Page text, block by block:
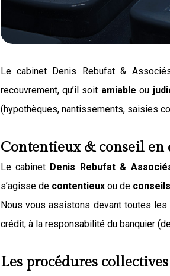
Le cabinet Denis Rebufat &
recouvrement, qu’il soit amiable ou
(hypothèques, nantissements, saisies
Contentieux & conseil en
Le cabinet Denis Rebufat &
s’agisse de contentieuxou de
Nous vous assistons devant toutes les
crédit, à la responsabilité du banquier
Les procédures